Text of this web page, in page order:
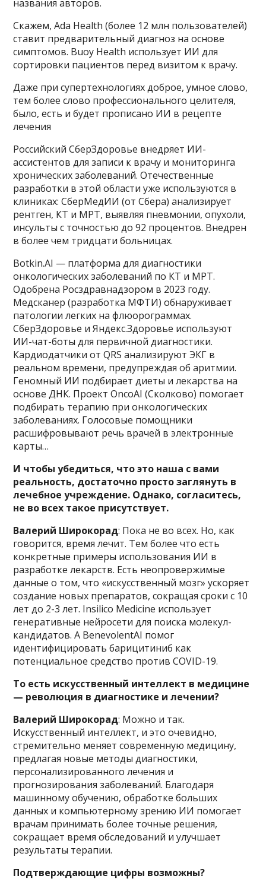
названия авторов.
Скажем, Ada Health (более 12 млн пользователей)
ставит предварительный диагноз на основе
симптомов. Buoy Health использует ИИ для
сортировки пациентов перед визитом к врачу.
Даже при супертехнологиях доброе, умное слово,
тем более слово профессионального целителя,
было, есть и будет прописано ИИ в рецепте
лечения
Российский СберЗдоровье внедряет ИИ-
ассистентов для записи к врачу и мониторинга
хронических заболеваний. Отечественные
разработки в этой области уже используются в
клиниках: СберМедИИ (от Сбера) анализирует
рентген, КТ и МРТ, выявляя пневмонии, опухоли,
инсульты с точностью до 92 процентов. Внедрен
в более чем тридцати больницах.
Botkin.AI — платформа для диагностики
онкологических заболеваний по КТ и МРТ.
Одобрена Росздравнадзором в 2023 году.
Медсканер (разработка МФТИ) обнаруживает
патологии легких на флюорограммах.
СберЗдоровье и Яндекс.Здоровье используют
ИИ-чат-боты для первичной диагностики.
Кардиодатчики от QRS анализируют ЭКГ в
реальном времени, предупреждая об аритмии.
Геномный ИИ подбирает диеты и лекарства на
основе ДНК. Проект OncoAI (Сколково) помогает
подбирать терапию при онкологических
заболеваниях. Голосовые помощники
расшифровывают речь врачей в электронные
карты…
И чтобы убедиться, что это наша с вами
реальность, достаточно просто заглянуть в
лечебное учреждение. Однако, согласитесь,
не во всех такое присутствует.
Валерий Широкорад: Пока не во всех. Но, как
говорится, время лечит. Тем более что есть
конкретные примеры использования ИИ в
разработке лекарств. Есть неопровержимые
данные о том, что «искусственный мозг» ускоряет
создание новых препаратов, сокращая сроки с 10
лет до 2-3 лет. Insilico Medicine использует
генеративные нейросети для поиска молекул-
кандидатов. А BenevolentAI помог
идентифицировать барицитиниб как
потенциальное средство против COVID-19.
То есть искусственный интеллект в медицине
— революция в диагностике и лечении?
Валерий Широкорад: Можно и так.
Искусственный интеллект, и это очевидно,
стремительно меняет современную медицину,
предлагая новые методы диагностики,
персонализированного лечения и
прогнозирования заболеваний. Благодаря
машинному обучению, обработке больших
данных и компьютерному зрению ИИ помогает
врачам принимать более точные решения,
сокращает время обследований и улучшает
результаты терапии.
Подтверждающие цифры возможны?